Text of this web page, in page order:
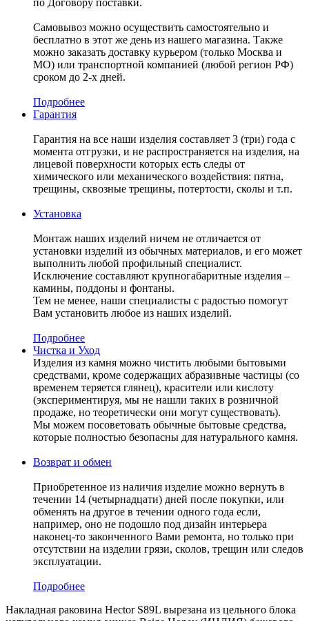
по Договору поставки.
Самовывоз можно осуществить самостоятельно и
бесплатно в этот же день из нашего магазина. Также
можно заказать доставку курьером (только Москва и
МО) или транспортной компанией (любой регион РФ)
сроком до 2-х дней.
Подробнее
Гарантия
Гарантия на все наши изделия составляет 3 (три) года с
момента отгрузки, и не распространяется на изделия, на
лицевой поверхности которых есть следы от
химического или механического воздействия: пятна,
трещины, сквозные трещины, потертости, сколы и т.п.
Установка
Монтаж наших изделий ничем не отличается от
установки изделий из обычных материалов, и его может
выполнить любой профильный специалист.
Исключение составляют крупногабаритные изделия –
камины, поддоны и фонтаны.
Тем не менее, наши специалисты с радостью помогут
Вам установить любое из наших изделий.
Подробнее
Чистка и Уход
Изделия из камня можно чистить любыми бытовыми
средствами, кроме содержащих абразивные частицы (со
временем теряется глянец), красители или кислоту
(экспериментируя, мы не нашли таких в розничной
продаже, но теоретически они могут существовать).
Мы можем посоветовать обычные бытовые средства,
которые полностью безопасны для натурального камня.
Возврат и обмен
Приобретенное из наличия изделие можно вернуть в
течении 14 (четырнадцати) дней после покупки, или
обменять на другое в течении одного года если,
например, оно не подошло под дизайн интерьера
наконец-то законченного Вами ремонта, но только при
отсутствии на изделии грязи, сколов, трещин или следов
эксплуатации.
Подробнее
Накладная раковина Hector S89L вырезана из цельного блока